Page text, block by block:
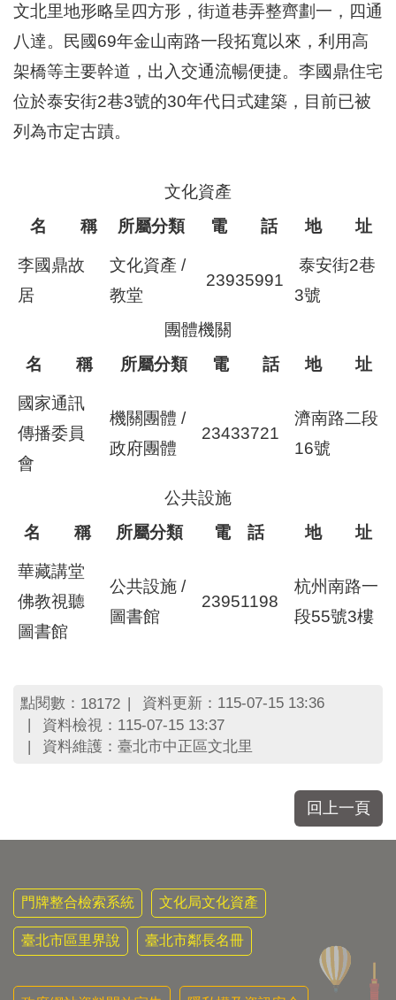
冊
文北里地形略呈四方形，街道巷弄整齊劃一，四通
八達。民國69年金山南路一段拓寬以來，利用高
架橋等主要幹道，出入交通流暢便捷。李國鼎住宅
位於泰安街2巷3號的30年代日式建築，目前已被
列為市定古蹟。
名 稱 所屬分類 電 話 地 址
文化資產
李國鼎故
居
文化資產 /
教堂
23935991
泰安街2巷
3號
名 稱 所屬分類 電 話 地 址
團體機關
國家通訊
傳播委員
會
機關團體 /
政府團體
23433721
濟南路二段
16號
名 稱 所屬分類 電 話 地 址
公共設施
華藏講堂
佛教視聽
圖書館
公共設施 /
圖書館
23951198
杭州南路一
段55號3樓
點閱數： 18172
資料更新：115-07-15 13:36
資料檢視：115-07-15 13:37
資料維護：臺北市中正區文北里
回上一頁
門牌整合檢索系統 文化局文化資產
臺北市區里界說 臺北市鄰長名冊